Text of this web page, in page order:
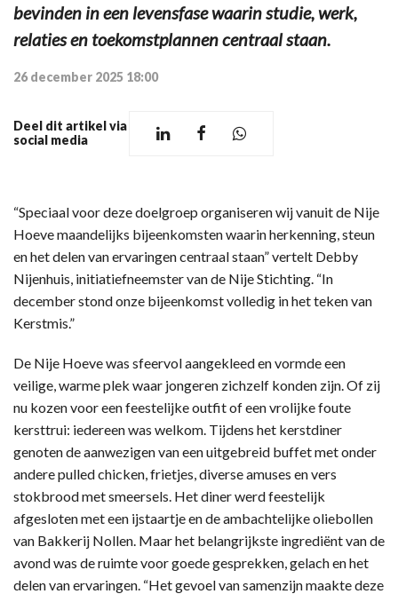
bevinden in een levensfase waarin studie, werk,
relaties en toekomstplannen centraal staan.
26 december 2025 18:00
Deel dit artikel via
social media
“Speciaal voor deze doelgroep organiseren wij vanuit de Nije
Hoeve maandelijks bijeenkomsten waarin herkenning, steun
en het delen van ervaringen centraal staan” vertelt Debby
Nijenhuis, initiatiefneemster van de Nije Stichting. “In
december stond onze bijeenkomst volledig in het teken van
Kerstmis.”
De Nije Hoeve was sfeervol aangekleed en vormde een
veilige, warme plek waar jongeren zichzelf konden zijn. Of zij
nu kozen voor een feestelijke outfit of een vrolijke foute
kersttrui: iedereen was welkom. Tijdens het kerstdiner
genoten de aanwezigen van een uitgebreid buffet met onder
andere pulled chicken, frietjes, diverse amuses en vers
stokbrood met smeersels. Het diner werd feestelijk
afgesloten met een ijstaartje en de ambachtelijke oliebollen
van Bakkerij Nollen. Maar het belangrijkste ingrediënt van de
avond was de ruimte voor goede gesprekken, gelach en het
delen van ervaringen. “Het gevoel van samenzijn maakte deze